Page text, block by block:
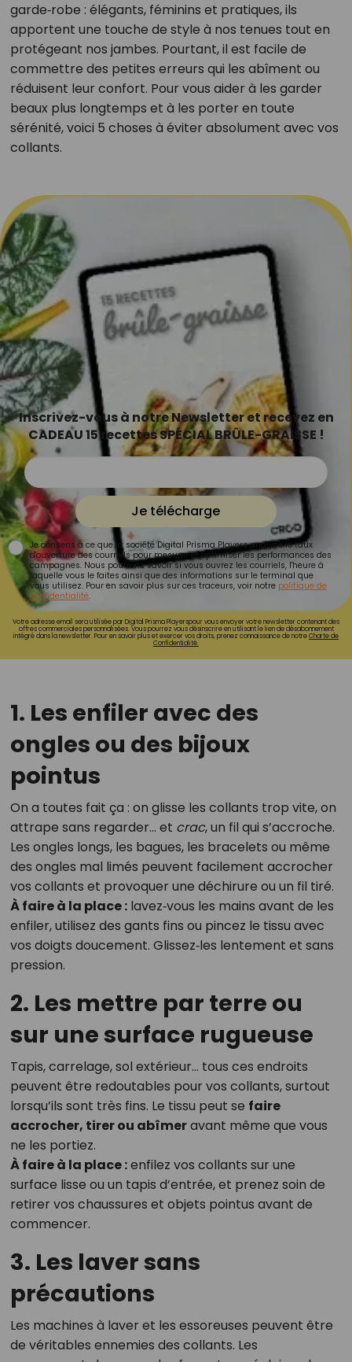
garde‑robe : élégants, féminins et pratiques, ils
apportent une touche de style à nos tenues tout en
protégeant nos jambes. Pourtant, il est facile de
commettre des petites erreurs qui les abîment ou
réduisent leur confort. Pour vous aider à les garder
beaux plus longtemps et à les porter en toute
sérénité, voici 5 choses à éviter absolument avec vos
collants.
Inscrivez-vous à notre Newsletter et recevez en
CADEAU 15 recettes SPÉCIAL BRÛLE-GRAISSE !
Je télécharge
Je consens à ce que la société Digital Prisma Players analyse le taux
d'ouverture des courriels pour mesurer et optimiser les performances des
campagnes. Nous pourrons savoir si vous ouvrez les courriels, l'heure à
laquelle vous le faites ainsi que des informations sur le terminal que
vous utilisez. Pour en savoir plus sur ces traceurs, voir notre politique de
confidentialité.
Votre adresse email sera utilisée par Digital Prisma Playerspour vous envoyer votre newsletter contenant des
offres commerciales personnalisées. Vous pourrez vous désinscrire en utilisant le lien de désabonnement
intégré dans la newsletter. Pour en savoir plus et exercer vos droits, prenez connaissance de notreCharte de
Confidentialité.
1. Les enfiler avec des
ongles ou des bijoux
pointus
On a toutes fait ça : on glisse les collants trop vite, on
attrape sans regarder… et crac, un fil qui s’accroche.
Les ongles longs, les bagues, les bracelets ou même
des ongles mal limés peuvent facilement accrocher
vos collants et provoquer une déchirure ou un fil tiré.
À faire à la place :lavez‑vous les mains avant de les
enfiler, utilisez des gants fins ou pincez le tissu avec
vos doigts doucement. Glissez‑les lentement et sans
pression.
2. Les mettre par terre ou
sur une surface rugueuse
Tapis, carrelage, sol extérieur… tous ces endroits
peuvent être redoutables pour vos collants, surtout
lorsqu’ils sont très fins. Le tissu peut se faire
accrocher, tirer ou abîmeravant même que vous
ne les portiez.
À faire à la place :enfilez vos collants sur une
surface lisse ou un tapis d’entrée, et prenez soin de
retirer vos chaussures et objets pointus avant de
commencer.
3. Les laver sans
précautions
Les machines à laver et les essoreuses peuvent être
de véritables ennemies des collants. Les